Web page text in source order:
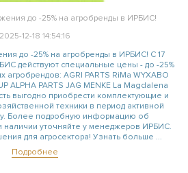
до -25% на агробренды в ИРБИС!
2025-12-18 14:54:16
до -25% на агробренды в ИРБИС! С 17
действуют специальные цены - до -25%
агробрендов: AGRI PARTS RiMa WYXABO
ALPHA PARTS JAG MENKE La Magdalena
выгодно приобрести комплектующие и
техники в период активной
Более подробную информацию об
наличии уточняйте у менеджеров ИРБИС.
для агросектора! Узнать больше ...
Подробнее